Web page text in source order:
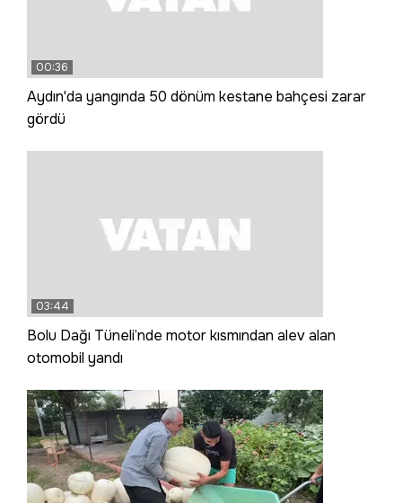
00:36
Aydın'da yangında 50 dönüm kestane bahçesi zarar
gördü
03:44
Bolu Dağı Tüneli’nde motor kısmından alev alan
otomobil yandı